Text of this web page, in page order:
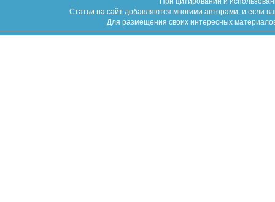
Статьи на сайт добавляются многими авторами, и если
Для размещения своих интересных